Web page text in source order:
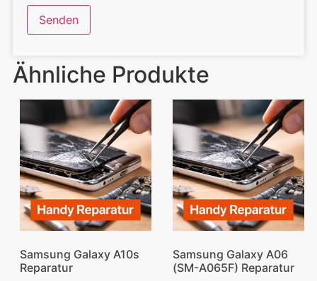
Ähnliche Produkte
Samsung Galaxy A10s
Reparatur
Samsung Galaxy A06
(SM-A065F) Reparatur